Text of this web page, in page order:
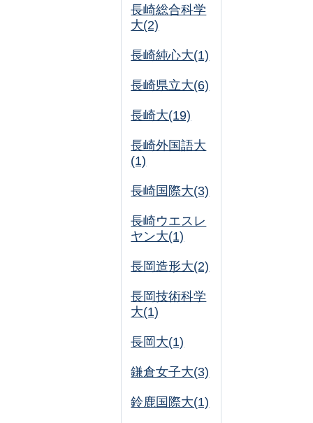
長崎総合科学
大(2)
長崎純心大(1)
長崎県立大(6)
長崎大(19)
長崎外国語大
(1)
長崎国際大(3)
長崎ウエスレ
ヤン大(1)
長岡造形大(2)
長岡技術科学
大(1)
長岡大(1)
鎌倉女子大(3)
鈴鹿国際大(1)